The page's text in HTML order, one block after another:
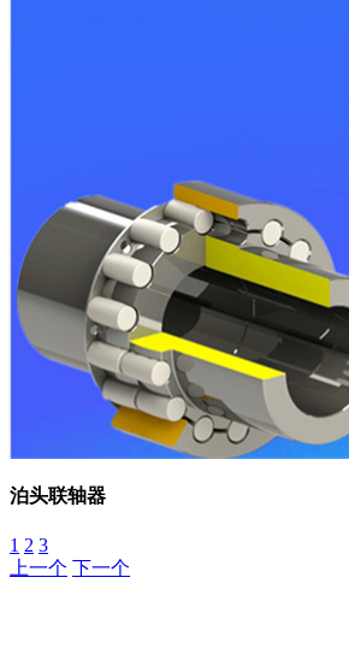
泊头联轴器
1 2 3
上一个 下一个